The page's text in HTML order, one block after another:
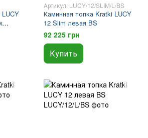
Артикул: LUCY/12/SLIM/L/BS
Каминная топка Kratki LUCY
12 Slim левая BS
92 225 грн
Купить